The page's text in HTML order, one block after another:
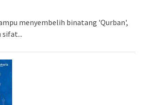
menyembelih binatang 'Qurban',
sifat...